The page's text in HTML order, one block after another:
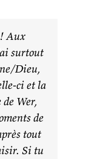
Aux
surtout
Dieu,
ci et la
Wer,
de
tout
Si tu